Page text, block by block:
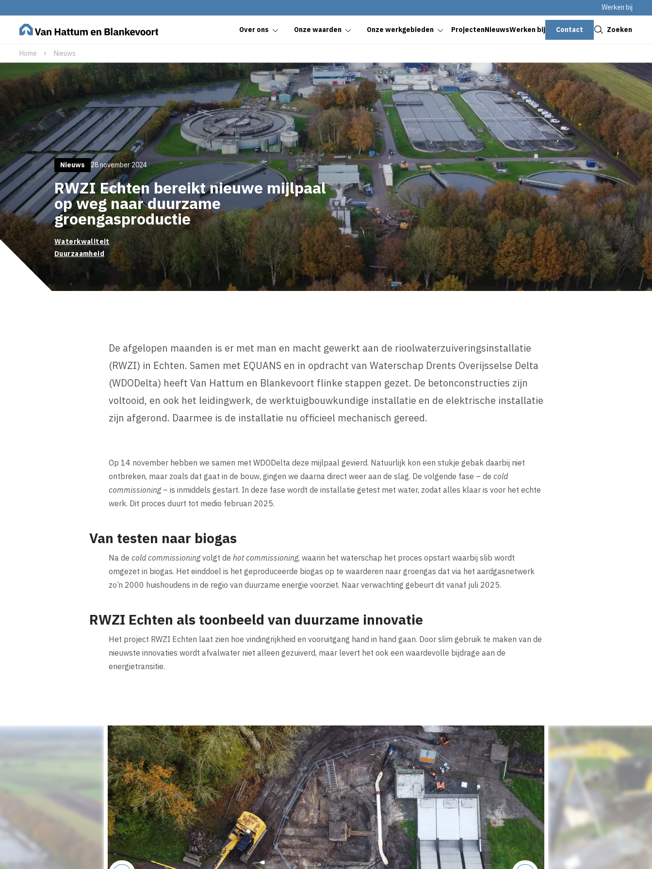
Werken bij
Over ons Onze waarden Onze werkgebieden ProjectenNieuwsWerken bij Contact Zoeken
Home Nieuws
Nieuws 28 november 2024
RWZI Echten bereikt nieuwe mijlpaal
op weg naar duurzame
groengasproductie
Waterkwaliteit
Duurzaamheid
De afgelopen maanden is er met man en macht gewerkt aan de rioolwaterzuiveringsinstallatie
(RWZI) in Echten. Samen met EQUANS en in opdracht van Waterschap Drents Overijsselse Delta
(WDODelta) heeft Van Hattum en Blankevoort flinke stappen gezet. De betonconstructies zijn
voltooid, en ook het leidingwerk, de werktuigbouwkundige installatie en de elektrische installatie
zijn afgerond. Daarmee is de installatie nu officieel mechanisch gereed.
Op 14 november hebben we samen met WDODelta deze mijlpaal gevierd. Natuurlijk kon een stukje gebak daarbij niet
ontbreken, maar zoals dat gaat in de bouw, gingen we daarna direct weer aan de slag. De volgende fase – de cold
commissioning– is inmiddels gestart. In deze fase wordt de installatie getest met water, zodat alles klaar is voor het echte
werk. Dit proces duurt tot medio februari 2025.
Van testen naar biogas
Na de cold commissioningvolgt de hot commissioning, waarin het waterschap het proces opstart waarbij slib wordt
omgezet in biogas. Het einddoel is het geproduceerde biogas op te waarderen naar groengas dat via het aardgasnetwerk
zo’n 2000 huishoudens in de regio van duurzame energie voorziet. Naar verwachting gebeurt dit vanaf juli 2025.
RWZI Echten als toonbeeld van duurzame innovatie
Het project RWZI Echten laat zien hoe vindingrijkheid en vooruitgang hand in hand gaan. Door slim gebruik te maken van de
nieuwste innovaties wordt afvalwater niet alleen gezuiverd, maar levert het ook een waardevolle bijdrage aan de
energietransitie.
Sluiten